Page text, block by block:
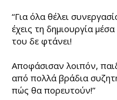
“Για όλα θέλει
έχεις τη δημιουργία
του δε φτάνει!
Αποφάσισαν λοιπόν,
από πολλά βράδια
πώς θα πορευτούν!”